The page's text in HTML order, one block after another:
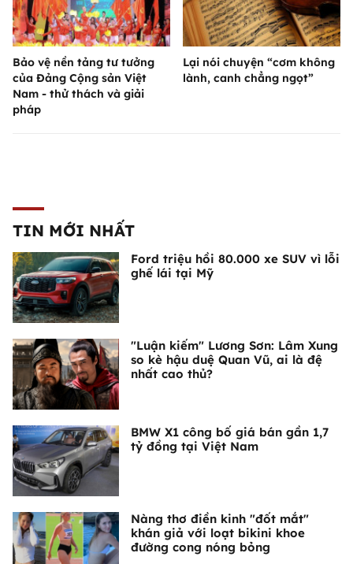
Bảo vệ nền tảng tư tưởng
của Đảng Cộng sản Việt
Nam - thử thách và giải
pháp
Lại nói chuyện “cơm không
lành, canh chẳng ngọt”
TIN MỚI NHẤT
Ford triệu hồi 80.000 xe SUV vì lỗi
ghế lái tại Mỹ
"Luận kiếm" Lương Sơn: Lâm Xung
so kè hậu duệ Quan Vũ, ai là đệ
nhất cao thủ?
BMW X1 công bố giá bán gần 1,7
tỷ đồng tại Việt Nam
Nàng thơ điền kinh "đốt mắt"
khán giả với loạt bikini khoe
đường cong nóng bỏng